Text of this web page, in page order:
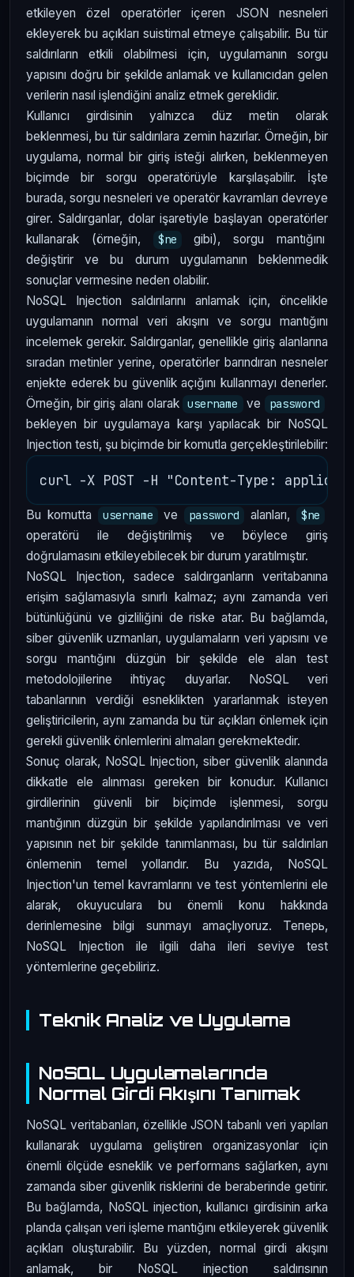
etkileyen özel operatörler içeren JSON nesneleri
ekleyerek bu açıkları suistimal etmeye çalışabilir. Bu tür
saldırıların etkili olabilmesi için, uygulamanın sorgu
yapısını doğru bir şekilde anlamak ve kullanıcıdan gelen
verilerin nasıl işlendiğini analiz etmek gereklidir.
Kullanıcı girdisinin yalnızca düz metin olarak
beklenmesi, bu tür saldırılara zemin hazırlar. Örneğin, bir
uygulama, normal bir giriş isteği alırken, beklenmeyen
biçimde bir sorgu operatörüyle karşılaşabilir. İşte
burada, sorgu nesneleri ve operatör kavramları devreye
girer. Saldırganlar, dolar işaretiyle başlayan operatörler
kullanarak (örneğin,
$ne
gibi), sorgu mantığını
değiştirir ve bu durum uygulamanın beklenmedik
sonuçlar vermesine neden olabilir.
NoSQL Injection saldırılarını anlamak için, öncelikle
uygulamanın normal veri akışını ve sorgu mantığını
incelemek gerekir. Saldırganlar, genellikle giriş alanlarına
sıradan metinler yerine, operatörler barındıran nesneler
enjekte ederek bu güvenlik açığını kullanmayı denerler.
Örneğin, bir giriş alanı olarak username ve password
bekleyen bir uygulamaya karşı yapılacak bir NoSQL
Injection testi, şu biçimde bir komutla gerçekleştirilebilir:
Bu komutta username ve password alanları, $ne
operatörü ile değiştirilmiş ve böylece giriş
doğrulamasını etkileyebilecek bir durum yaratılmıştır.
NoSQL Injection, sadece saldırganların veritabanına
erişim sağlamasıyla sınırlı kalmaz; aynı zamanda veri
bütünlüğünü ve gizliliğini de riske atar. Bu bağlamda,
siber güvenlik uzmanları, uygulamaların veri yapısını ve
sorgu mantığını düzgün bir şekilde ele alan test
metodolojilerine ihtiyaç duyarlar. NoSQL veri
tabanlarının verdiği esneklikten yararlanmak isteyen
geliştiricilerin, aynı zamanda bu tür açıkları önlemek için
gerekli güvenlik önlemlerini almaları gerekmektedir.
Sonuç olarak, NoSQL Injection, siber güvenlik alanında
dikkatle ele alınması gereken bir konudur. Kullanıcı
girdilerinin güvenli bir biçimde işlenmesi, sorgu
mantığının düzgün bir şekilde yapılandırılması ve veri
yapısının net bir şekilde tanımlanması, bu tür saldırıları
önlemenin temel yollarıdır. Bu yazıda, NoSQL
Injection'un temel kavramlarını ve test yöntemlerini ele
alarak, okuyuculara bu önemli konu hakkında
derinlemesine bilgi sunmayı amaçlıyoruz. Теперь,
NoSQL Injection ile ilgili daha ileri seviye test
yöntemlerine geçebiliriz.
Teknik Analiz ve Uygulama
NoSQL Uygulamalarında
Normal Girdi Akışını Tanımak
NoSQL veritabanları, özellikle JSON tabanlı veri yapıları
kullanarak uygulama geliştiren organizasyonlar için
önemli ölçüde esneklik ve performans sağlarken, aynı
zamanda siber güvenlik risklerini de beraberinde getirir.
Bu bağlamda, NoSQL injection, kullanıcı girdisinin arka
planda çalışan veri işleme mantığını etkileyerek güvenlik
açıkları oluşturabilir. Bu yüzden, normal girdi akışını
anlamak, bir NoSQL injection saldırısının